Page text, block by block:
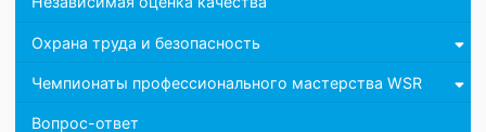
ГЛАВНАЯ